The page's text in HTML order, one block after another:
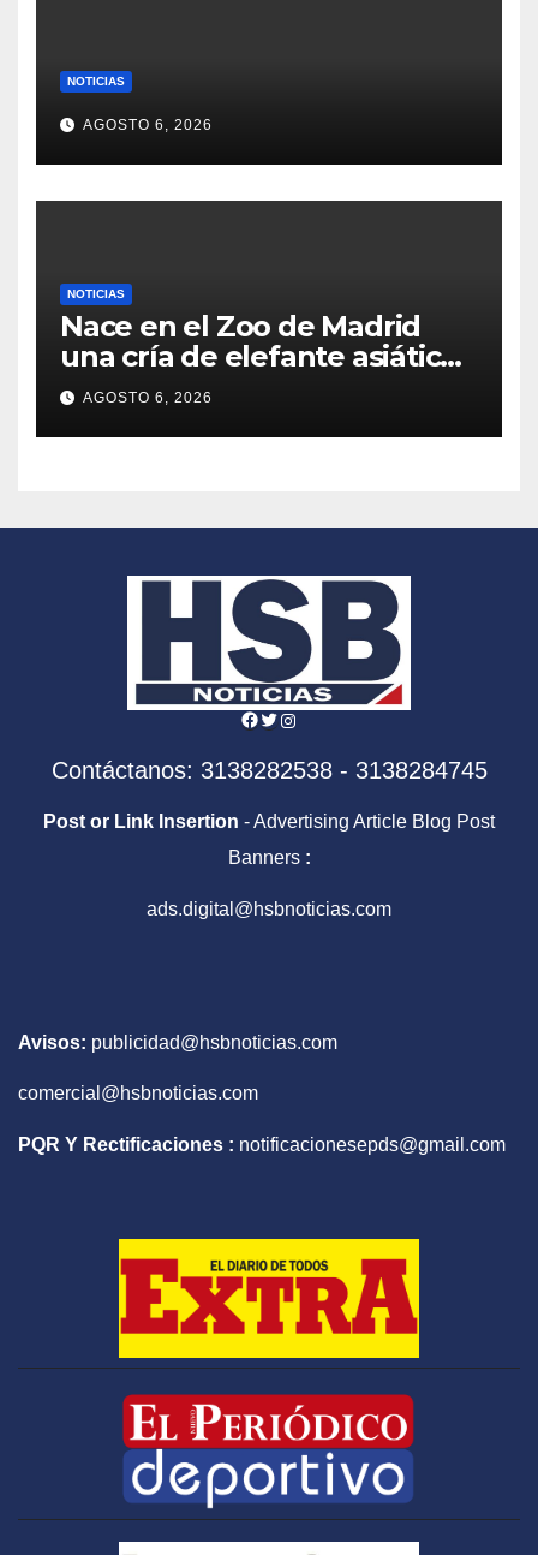
NOTICIAS
AGOSTO 6, 2026
NOTICIAS
Nace en el Zoo de Madrid
una cría de elefante asiático
de Sumatra: es una especie
en peligro crítico de
extinción
AGOSTO 6, 2026
Facebook
Twitter
Instagram
Contáctanos: 3138282538 - 3138284745
Post or Link Insertion - Advertising Article Blog Post
Banners :
ads.digital@hsbnoticias.com
Avisos: publicidad@hsbnoticias.com
comercial@hsbnoticias.com
PQR Y Rectificaciones : notificacionesepds@gmail.com